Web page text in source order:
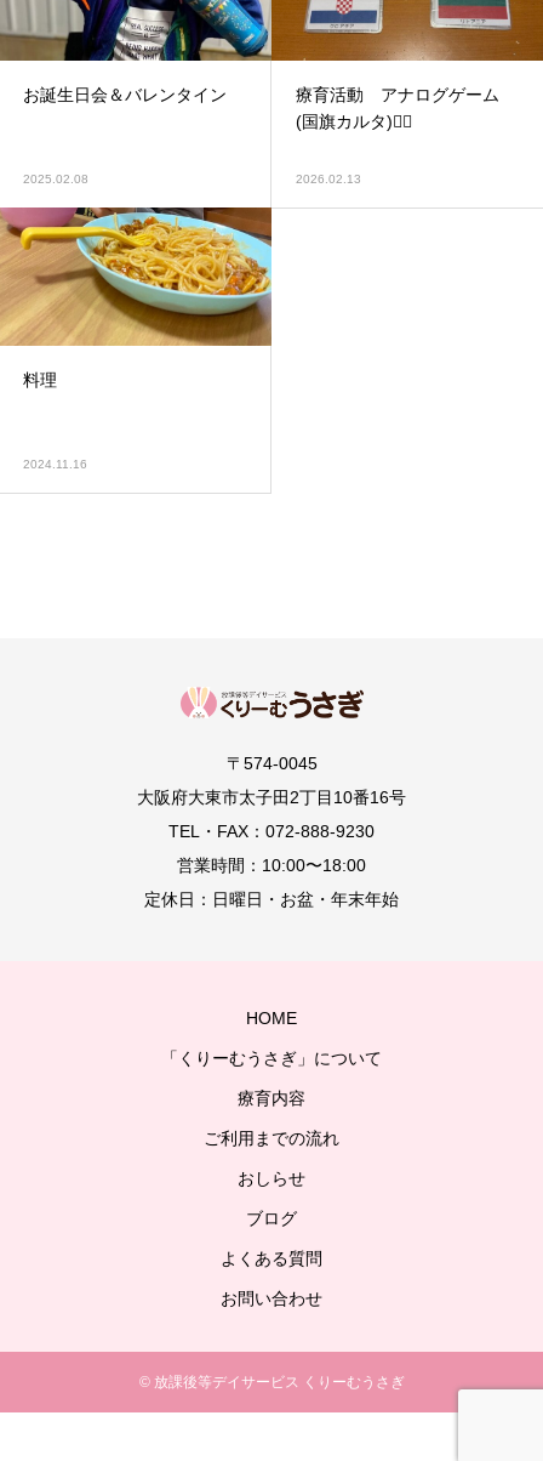
お誕生日会＆バレンタイン
2025.02.08
療育活動 アナログゲーム
(国旗カルタ)🏳‍🌈
2026.02.13
料理
2024.11.16
〒574-0045
大阪府大東市太子田2丁目10番16号
TEL・FAX：072-888-9230
営業時間：10:00〜18:00
定休日：日曜日・お盆・年末年始
HOME
「くりーむうさぎ」について
療育内容
ご利用までの流れ
おしらせ
ブログ
よくある質問
お問い合わせ
© 放課後等デイサービス くりーむうさぎ